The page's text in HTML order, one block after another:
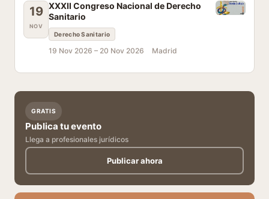
19
NOV
XXXII Congreso Nacional de Derecho
Sanitario
Derecho Sanitario
19 Nov 2026 – 20 Nov 2026 Madrid
GRATIS
Publica tu evento
Llega a profesionales jurídicos
Publicar ahora